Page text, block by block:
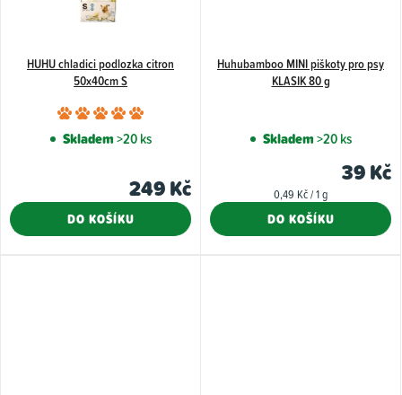
HUHU chladici podlozka citron
50x40cm S
Průměrné
hodnocení
je
5,0
Skladem>20 ks
249 Kč
DO KOŠÍKU
Huhubamboo MINI piškoty pro psy
KLASIK 80 g
Skladem>20 ks
39 Kč
Měrná
0,49 Kč / 1 g
DO KOŠÍKU